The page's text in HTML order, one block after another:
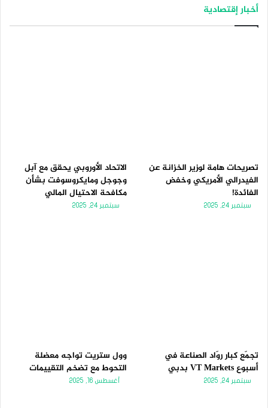
أخبار إقتصادية
تصريحات هامة لوزير الخزانة عن
الفيدرالي الأمريكي وخفض
الفائدة!
سبتمبر 24, 2025
الاتحاد الأوروبي يحقق مع آبل
وجوجل ومايكروسوفت بشأن
مكافحة الاحتيال المالي
سبتمبر 24, 2025
تجمّع كبار روّاد الصناعة في
أسبوع VT Markets بدبي
سبتمبر 24, 2025
وول ستريت تواجه معضلة
التحوط مع تضخم التقييمات
أغسطس 16, 2025